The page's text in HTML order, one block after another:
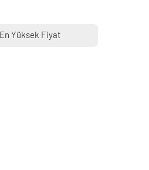
En Yüksek Fiyat